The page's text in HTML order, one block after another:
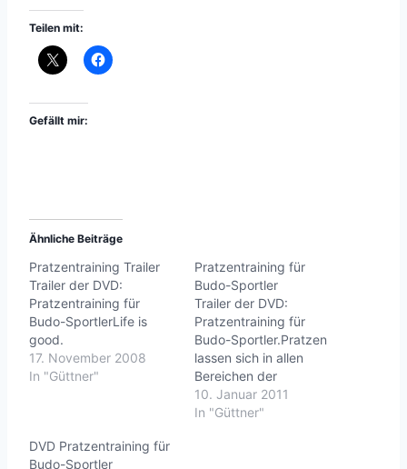
Teilen mit:
Gefällt mir:
Ähnliche Beiträge
Pratzentraining Trailer
Trailer der DVD:
Pratzentraining für
Budo-SportlerLife is
good.
17. November 2008
In "Güttner"
Pratzentraining für
Budo-Sportler
Trailer der DVD:
Pratzentraining für
Budo-Sportler.Pratzen
lassen sich in allen
Bereichen der
Selbstverteidigung
vielfältig einsetzen.
10. Januar 2011
In "Güttner"
DVD Pratzentraining für
Budo-Sportler